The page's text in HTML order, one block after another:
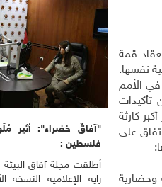
قمة
في العاصمة الفرنسية نفسها.
دولة)، وما يقارب 3000 صحافي مسجل في الأمم
تأكيدات
تعتبر أكبر كارثة
على
:
وحضارية
"آفاقٌ خضراء": أثير
فلسطين :
أطلقت مجلة آفاق البيئة
راية الإعلامية النسخة